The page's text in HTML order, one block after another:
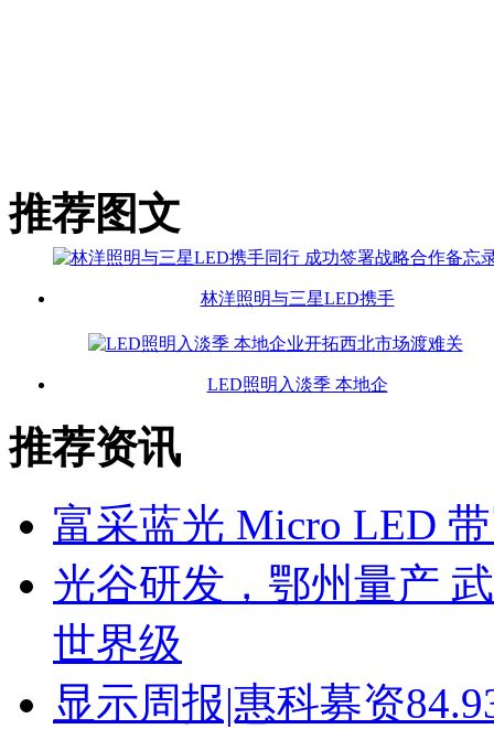
推荐图文
林洋照明与三星LED携手
LED照明入淡季 本地企
推荐资讯
富采蓝光 Micro LED
光谷研发，鄂州量产
世界级
显示周报|惠科募资